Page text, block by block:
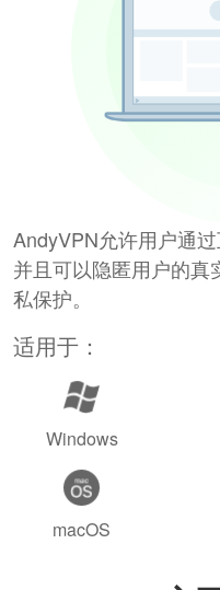
AndyVPN允许用户通
并且可以隐匿用户的真
私保护。
适用于：
Windows
macOS